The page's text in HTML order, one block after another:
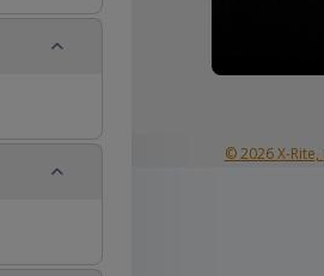
折叠
折叠
© 2026 X-